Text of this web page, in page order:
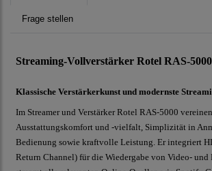
Frage stellen
Streaming-Vollverstärker Rotel RAS-5000
Klassische Verstärkerkunst und modernste
Im Streamer und Verstärker Rotel RAS-5000
Ausstattungskomfort und -vielfalt, Simplizität in
Bedienung sowie kraftvolle Leistung. Er integriert
Return Channel) für die Wiedergabe von Video- und